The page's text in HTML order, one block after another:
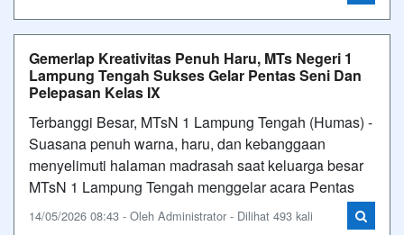
Gemerlap Kreativitas Penuh Haru, MTs Negeri 1
Lampung Tengah Sukses Gelar Pentas Seni Dan
Pelepasan Kelas IX
Terbanggi Besar, MTsN 1 Lampung Tengah (Humas) -
Suasana penuh warna, haru, dan kebanggaan
menyelimuti halaman madrasah saat keluarga besar
MTsN 1 Lampung Tengah menggelar acara Pentas
14/05/2026 08:43 - Oleh Administrator - Dilihat 493 kali